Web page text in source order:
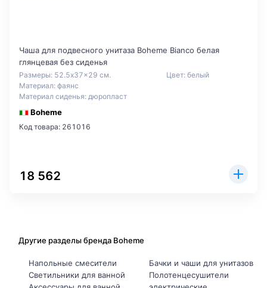
Чаша для подвесного унитаза Boheme Bianco белая
глянцевая без сиденья
Размеры: 52.5x37x29 см.
Материал: фаянс
Материал сиденья: дюропласт
Цвет: белый
Boheme
Код товара: 261016
18 562
Другие разделы бренда Boheme
Напольные смесители
Светильники для ванной
Бачки и чаши для унитазов
Полотенцесушители